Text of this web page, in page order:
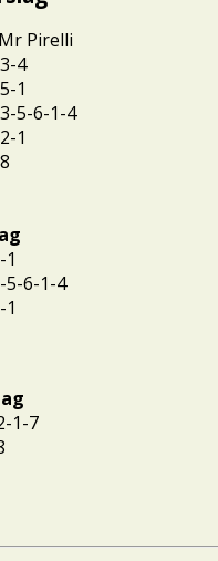
Pirelli
4
1
5-6-1-4
1
5-6-1-4
1-7